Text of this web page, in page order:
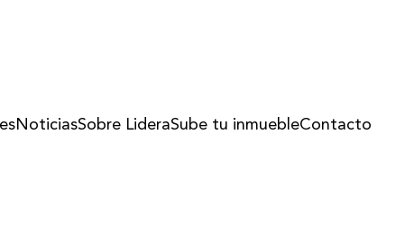
NoticiasSobre LideraSube tu inmuebleContacto